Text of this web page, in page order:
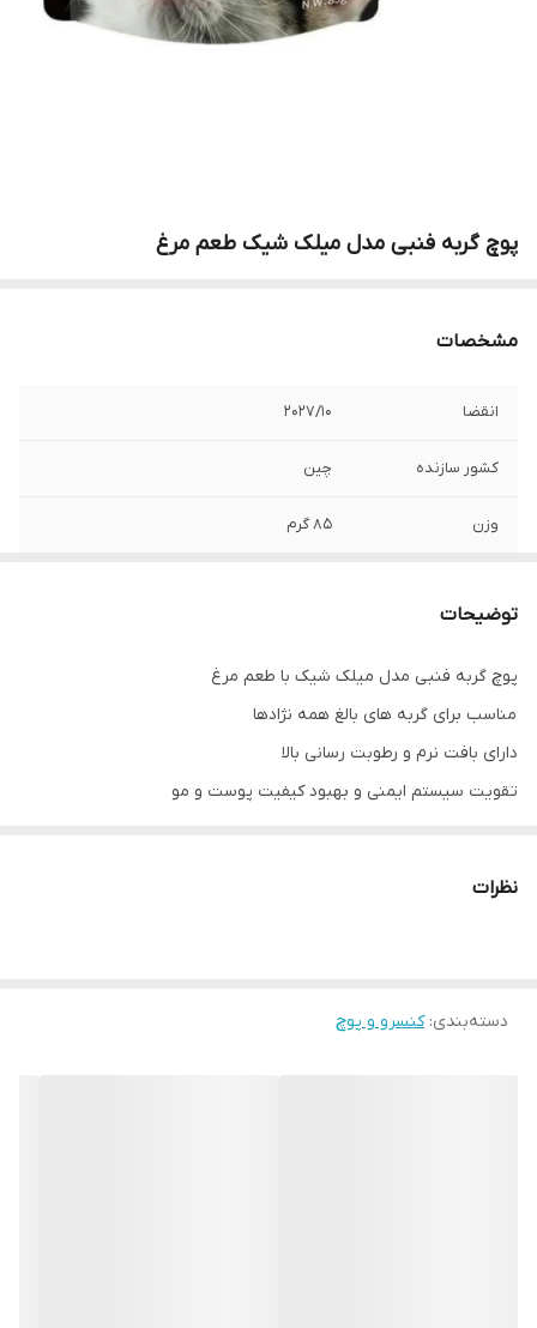
پوچ گربه فنبی مدل میلک شیک طعم مرغ
مشخصات
انقضا 2027/10
کشور سازنده چین
وزن 85 گرم
توضیحات
پوچ گربه فنبی مدل میلک شیک با طعم مرغ
مناسب برای گربه های بالغ همه نژادها
دارای بافت نرم و رطوبت رسانی بالا
تقویت سیستم ایمنی و بهبود کیفیت پوست و مو
نظرات
دسته‌بندی:کنسرو و پوچ